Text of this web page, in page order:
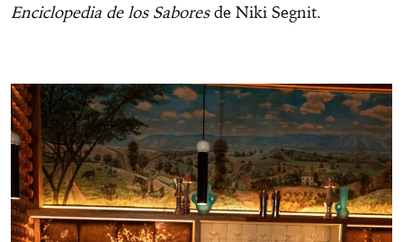
Enciclopedia de los Saboresde Niki Segnit.